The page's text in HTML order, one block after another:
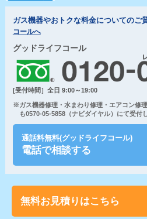
ガス機器やおトクな料金についてのご
コールへ
グッドライフコール
[受付時間］全日 9:00～19:00
※ガス機器修理・水まわり修理・エアコン修
も0570-05-5858（ナビダイヤル）にて受付
通話料無料(グッドライフコール)
電話で相談する
無料お見積りはこちら